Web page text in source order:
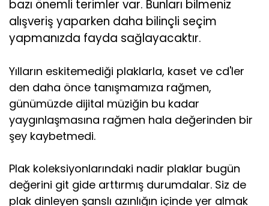
bazı önemli terimler var. Bunları bilmeniz
alışveriş yaparken daha bilinçli seçim
yapmanızda fayda sağlayacaktır.
Yılların eskitemediği plaklarla, kaset ve cd'ler
den daha önce tanışmamıza rağmen,
günümüzde dijital müziğin bu kadar
yaygınlaşmasına rağmen hala değerinden bir
şey kaybetmedi.
Plak koleksiyonlarındaki nadir plaklar bugün
değerini git gide arttırmış durumdalar. Siz de
plak dinleyen şanslı azınlığın içinde yer almak